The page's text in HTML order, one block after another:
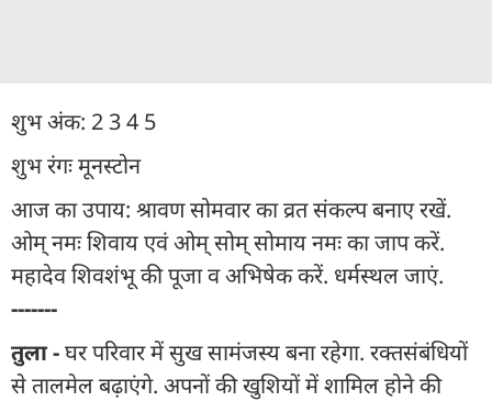
शुभ अंक: 2 3 4 5
शुभ रंगः मूनस्टोन
आज का उपाय: श्रावण सोमवार का व्रत संकल्प बनाए रखें.
ओम् नमः शिवाय एवं ओम् सोम् सोमाय नमः का जाप करें.
महादेव शिवशंभू की पूजा व अभिषेक करें. धर्मस्थल जाएं.
-------
तुला -घर परिवार में सुख सामंजस्य बना रहेगा. रक्तसंबंधियों
से तालमेल बढ़ाएंगे. अपनों की खुशियों में शामिल होने की